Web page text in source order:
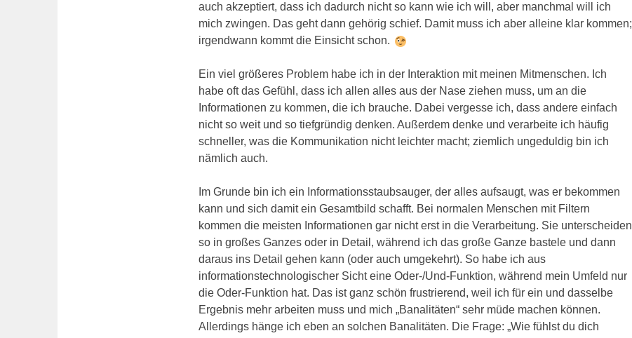
auch akzeptiert, dass ich dadurch nicht so kann wie ich will, aber manchmal will ich
mich zwingen. Das geht dann gehörig schief. Damit muss ich aber alleine klar kommen;
irgendwann kommt die Einsicht schon.
Ein viel größeres Problem habe ich in der Interaktion mit meinen Mitmenschen. Ich
habe oft das Gefühl, dass ich allen alles aus der Nase ziehen muss, um an die
Informationen zu kommen, die ich brauche. Dabei vergesse ich, dass andere einfach
nicht so weit und so tiefgründig denken. Außerdem denke und verarbeite ich häufig
schneller, was die Kommunikation nicht leichter macht; ziemlich ungeduldig bin ich
nämlich auch.
Im Grunde bin ich ein Informationsstaubsauger, der alles aufsaugt, was er bekommen
kann und sich damit ein Gesamtbild schafft. Bei normalen Menschen mit Filtern
kommen die meisten Informationen gar nicht erst in die Verarbeitung. Sie unterscheiden
so in großes Ganzes oder in Detail, während ich das große Ganze bastele und dann
daraus ins Detail gehen kann (oder auch umgekehrt). So habe ich aus
informationstechnologischer Sicht eine Oder-/Und-Funktion, während mein Umfeld nur
die Oder-Funktion hat. Das ist ganz schön frustrierend, weil ich für ein und dasselbe
Ergebnis mehr arbeiten muss und mich „Banalitäten“ sehr müde machen können.
Allerdings hänge ich eben an solchen Banalitäten. Die Frage: „Wie fühlst du dich